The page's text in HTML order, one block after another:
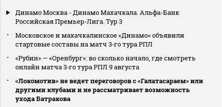
Динамо Москва - Динамо Махачкала. Альфа-Банк
Российская Премьер-Лига. Тур 3
Московское и махачкалинское «Динамо» объявили
стартовые составы на матч 3‑го тура РПЛ
«Рубин» — «Оренбург»: во сколько начало, где смотреть
онлайн матча 3‑го тура РПЛ 9 августа
«Локомотив» не ведет переговоров с «Галатасараем» или
другими клубами и не рассматривает возможность
ухода Батракова